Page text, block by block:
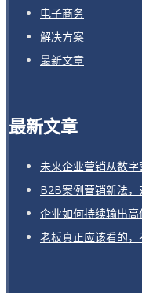
电子商务
解决方案
最新文章
最新文章
未来企业营销从数
B2B案例营销新法
企业如何持续输出
老板真正应该看的